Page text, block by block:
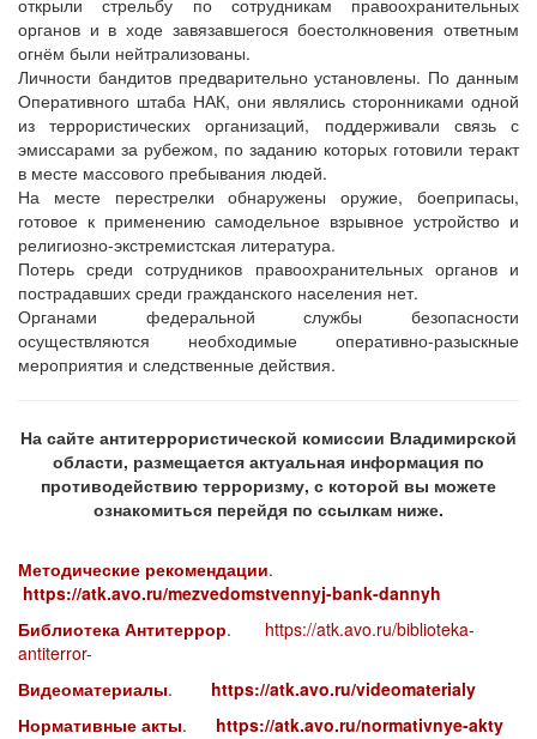
открыли стрельбу по сотрудникам правоохранительных
органов и в ходе завязавшегося боестолкновения ответным
огнём были нейтрализованы.
Личности бандитов предварительно установлены. По данным
Оперативного штаба НАК, они являлись сторонниками одной
из террористических организаций, поддерживали связь с
эмиссарами за рубежом, по заданию которых готовили теракт
в месте массового пребывания людей.
На месте перестрелки обнаружены оружие, боеприпасы,
готовое к применению самодельное взрывное устройство и
религиозно-экстремистская литература.
Потерь среди сотрудников правоохранительных органов и
пострадавших среди гражданского населения нет.
Органами федеральной службы безопасности
осуществляются необходимые оперативно-разыскные
мероприятия и следственные действия.
На сайте антитеррористической комиссии Владимирской
области, размещается актуальная информация по
противодействию терроризму, с которой вы можете
ознакомиться перейдя по ссылкам ниже.
Методические рекомендации.
https://atk.avo.ru/mezvedomstvennyj-bank-dannyh
Библиотека Антитеррор. https://atk.avo.ru/biblioteka-
antiterror-
Видеоматериалы.
https://atk.avo.ru/videomaterialy
Нормативные акты. https://atk.avo.ru/normativnye-akty